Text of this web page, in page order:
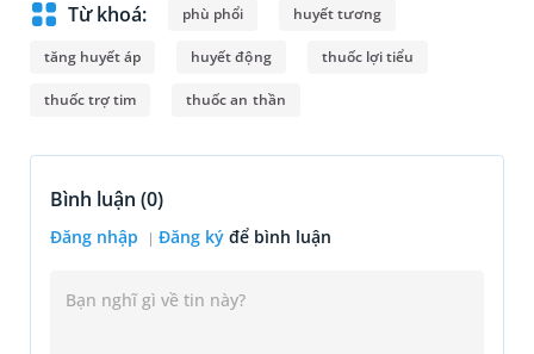
Từ khoá: phù phổi huyết tương
tăng huyết áp huyết động thuốc lợi tiểu
thuốc trợ tim thuốc an thần
Bình luận (0)
Đăng nhập Đăng ký để bình luận